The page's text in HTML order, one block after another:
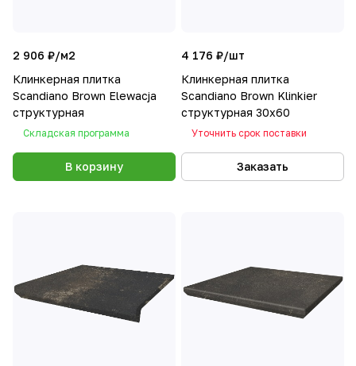
2 906 ₽/м2
Клинкерная плитка
Scandiano Brown Elewacja
структурная
Складская программа
В корзину
4 176 ₽/шт
Клинкерная плитка
Scandiano Brown Klinkier
структурная 30х60
Уточнить срок поставки
Заказать